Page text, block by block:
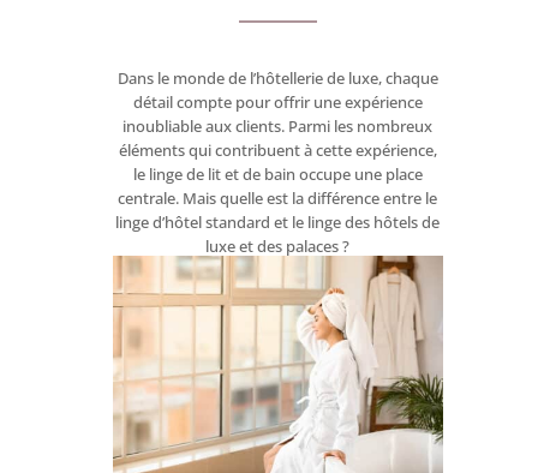
Dans le monde de l’hôtellerie de luxe, chaque
détail compte pour offrir une expérience
inoubliable aux clients. Parmi les nombreux
éléments qui contribuent à cette expérience,
le linge de lit et de bain occupe une place
centrale. Mais quelle est la différence entre le
linge d’hôtel standard et le linge des hôtels de
luxe et des palaces ?